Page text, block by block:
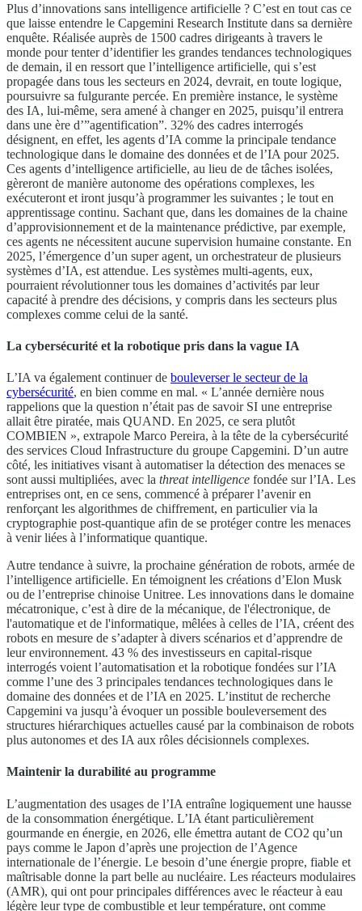
Plus d’innovations sans intelligence artificielle ? C’est en tout cas ce
que laisse entendre le Capgemini Research Institute dans sa dernière
enquête. Réalisée auprès de 1500 cadres dirigeants à travers le
monde pour tenter d’identifier les grandes tendances technologiques
de demain, il en ressort que l’intelligence artificielle, qui s’est
propagée dans tous les secteurs en 2024, devrait, en toute logique,
poursuivre sa fulgurante percée. En première instance, le système
des IA, lui-même, sera amené à changer en 2025, puisqu’il entrera
dans une ère d’”agentification”. 32% des cadres interrogés
désignent, en effet, les agents d’IA comme la principale tendance
technologique dans le domaine des données et de l’IA pour 2025.
Ces agents d’intelligence artificielle, au lieu de de tâches isolées,
gèreront de manière autonome des opérations complexes, les
exécuteront et iront jusqu’à programmer les suivantes ; le tout en
apprentissage continu. Sachant que, dans les domaines de la chaine
d’approvisionnement et de la maintenance prédictive, par exemple,
ces agents ne nécessitent aucune supervision humaine constante. En
2025, l’émergence d’un super agent, un orchestrateur de plusieurs
systèmes d’IA, est attendue. Les systèmes multi-agents, eux,
pourraient révolutionner tous les domaines d’activités par leur
capacité à prendre des décisions, y compris dans les secteurs plus
complexes comme celui de la santé.
La cybersécurité et la robotique pris dans la vague IA
L’IA va également continuer de bouleverser le secteur de la
cybersécurité, en bien comme en mal. « L’année dernière nous
rappelions que la question n’était pas de savoir SI une entreprise
allait être piratée, mais QUAND. En 2025, ce sera plutôt
COMBIEN », extrapole Marco Pereira, à la tête de la cybersécurité
des services Cloud Infrastructure du groupe Capgemini. D’un autre
côté, les initiatives visant à automatiser la détection des menaces se
sont aussi multipliées, avec la threat intelligence fondée sur l’IA. Les
entreprises ont, en ce sens, commencé à préparer l’avenir en
renforçant les algorithmes de chiffrement, en particulier via la
cryptographie post-quantique afin de se protéger contre les menaces
à venir liées à l’informatique quantique.
Autre tendance à suivre, la prochaine génération de robots, armée de
l’intelligence artificielle. En témoignent les créations d’Elon Musk
ou de l’entreprise chinoise Unitree. Les innovations dans le domaine
mécatronique, c’est à dire de la mécanique, de l'électronique, de
l'automatique et de l'informatique, mêlées à celles de l’IA, créent des
robots en mesure de s’adapter à divers scénarios et d’apprendre de
leur environnement. 43 % des investisseurs en capital-risque
interrogés voient l’automatisation et la robotique fondées sur l’IA
comme l’une des 3 principales tendances technologiques dans le
domaine des données et de l’IA en 2025. L’institut de recherche
Capgemini va jusqu’à évoquer un possible bouleversement des
structures hiérarchiques actuelles causé par la combinaison de robots
plus autonomes et des IA aux rôles décisionnels complexes.
Maintenir la durabilité au programme
L’augmentation des usages de l’IA entraîne logiquement une hausse
de la consommation énergétique. L’IA étant particulièrement
gourmande en énergie, en 2026, elle émettra autant de CO2 qu’un
pays comme le Japon d’après une projection de l’Agence
internationale de l’énergie. Le besoin d’une énergie propre, fiable et
maîtrisable donne la part belle au nucléaire. Les réacteurs modulaires
(AMR), qui ont pour principales différences avec le réacteur à eau
légère leur type de combustible et leur température, ont comme